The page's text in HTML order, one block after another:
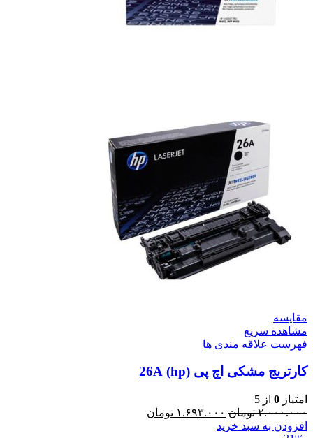
مقایسه
مشاهده سریع
فهرست علاقه مندی ها
کارتریج مشکی اچ پی (hp) 26A
امتیاز 0 از 5
۲.۰۰۰.۰۰۰ تومان ۱.۶۹۳.۰۰۰ تومان
افزودن به سبد خرید